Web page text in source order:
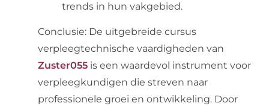
trends in hun vakgebied.
Conclusie: De uitgebreide cursus
verpleegtechnische vaardigheden van
Zuster055 is een waardevol instrument voor
verpleegkundigen die streven naar
professionele groei en ontwikkeling. Door